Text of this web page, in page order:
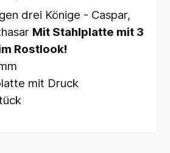
drei Könige - Caspar,
Mit Stahlplatte mit 3
Rostlook!
mit Druck